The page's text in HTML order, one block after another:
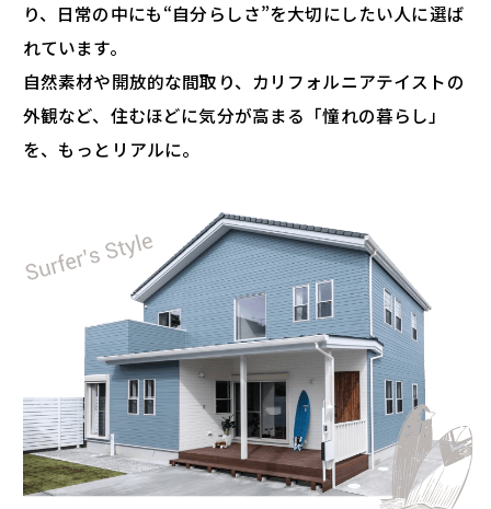
り、日常の中にも“自分らしさ”を大切にしたい人に選ば
れています。
自然素材や開放的な間取り、カリフォルニアテイストの
外観など、住むほどに気分が高まる「憧れの暮らし」
を、もっとリアルに。